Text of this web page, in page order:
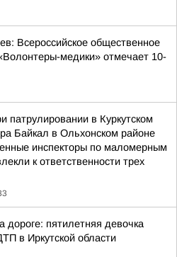
Всероссийское общественное
медики» отмечает 10-
патрулировании в Куркутском
Байкал в Ольхонском районе
инспекторы по маломерным
к ответственности трех
дороге: пятилетняя девочка
в Иркутской области